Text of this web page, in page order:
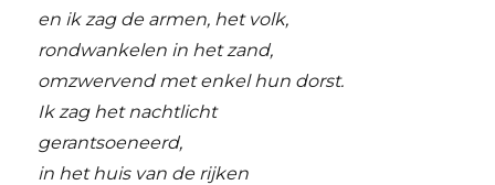
en ik zag de armen, het volk,
rondwankelen in het zand,
omzwervend met enkel hun dorst.
Ik zag het nachtlicht
gerantsoeneerd,
in het huis van de rijken